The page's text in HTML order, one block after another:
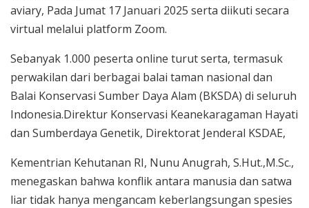
aviary, Pada Jumat 17 Januari 2025 serta diikuti secara
virtual melalui platform Zoom.
Sebanyak 1.000 peserta online turut serta, termasuk
perwakilan dari berbagai balai taman nasional dan
Balai Konservasi Sumber Daya Alam (BKSDA) di seluruh
Indonesia.Direktur Konservasi Keanekaragaman Hayati
dan Sumberdaya Genetik, Direktorat Jenderal KSDAE,
Kementrian Kehutanan RI, Nunu Anugrah, S.Hut.,M.Sc.,
menegaskan bahwa konflik antara manusia dan satwa
liar tidak hanya mengancam keberlangsungan spesies